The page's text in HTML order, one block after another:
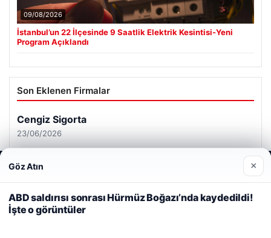
09/08/2026
İstanbul’un 22 İlçesinde 9 Saatlik Elektrik Kesintisi-Yeni
Program Açıklandı
Son Eklenen Firmalar
Cengiz Sigorta
23/06/2026
Web sitemizi nasıl kullandığınızı daha iyi anlayabilmek,
deneyiminizi kişiselleştirmek ve geliştirmek amacıyla çerezler
kullanıyoruz.
Çerez Politikamız
Reddet Kabul Et
Göz Atın ×
ABD saldırısı sonrası Hürmüz Boğazı’nda kaydedildi!
İşte o görüntüler